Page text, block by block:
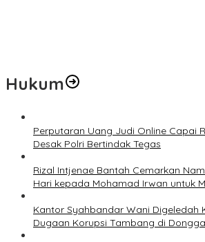
Hukum
Perputaran Uang Judi Online Capai
Desak Polri Bertindak Tegas
Rizal Intjenae Bantah Cemarkan
Hari kepada Mohamad Irwan untuk
Kantor Syahbandar Wani Digeledah
Dugaan Korupsi Tambang di